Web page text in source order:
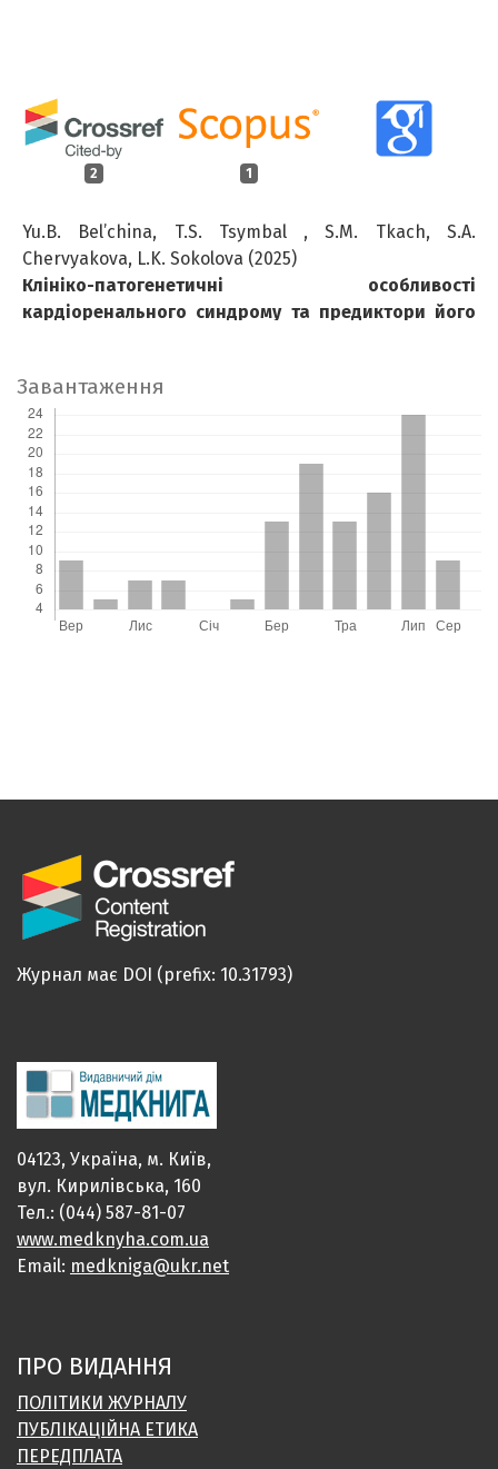
2 1
Yu.B. Bel’china, T.S. Tsymbal , S.M. Tkach, S.A.
Chervyakova, L.K. Sokolova (2025)
Клініко-патогенетичні особливості
кардіоренального синдрому та предиктори його
30(3),200.
10.31793/1680-1466.2025.30-3.200
S.M. Tkach (2024)
Депресивні розлади у хворих на цукровий діабет
та вплив комбінованого фітопрепарату звіробою
та валеріани на вуглеводний обмін та
психоемоційний стан пацієнтів із тривожно-
депресивним синдромом.Endokrynologia,
10.31793/1680-1466.2024.29-3.254
Завантаження
Журнал має DOI (prefix: 10.31793)
04123, Україна, м. Київ,
вул. Кирилівська, 160
Тел.: (044) 587-81-07
www.medknyha.com.ua
Email: medkniga@ukr.net
ПРО ВИДАННЯ
ПОЛІТИКИ ЖУРНАЛУ
ПУБЛІКАЦІЙНА ЕТИКА
ПЕРЕДПЛАТА